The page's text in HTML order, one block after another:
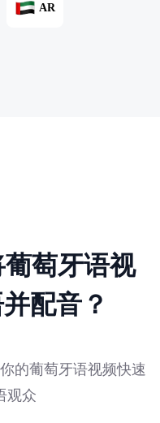
AR
萄牙语视
配音？
的葡萄牙语视频快速
观众